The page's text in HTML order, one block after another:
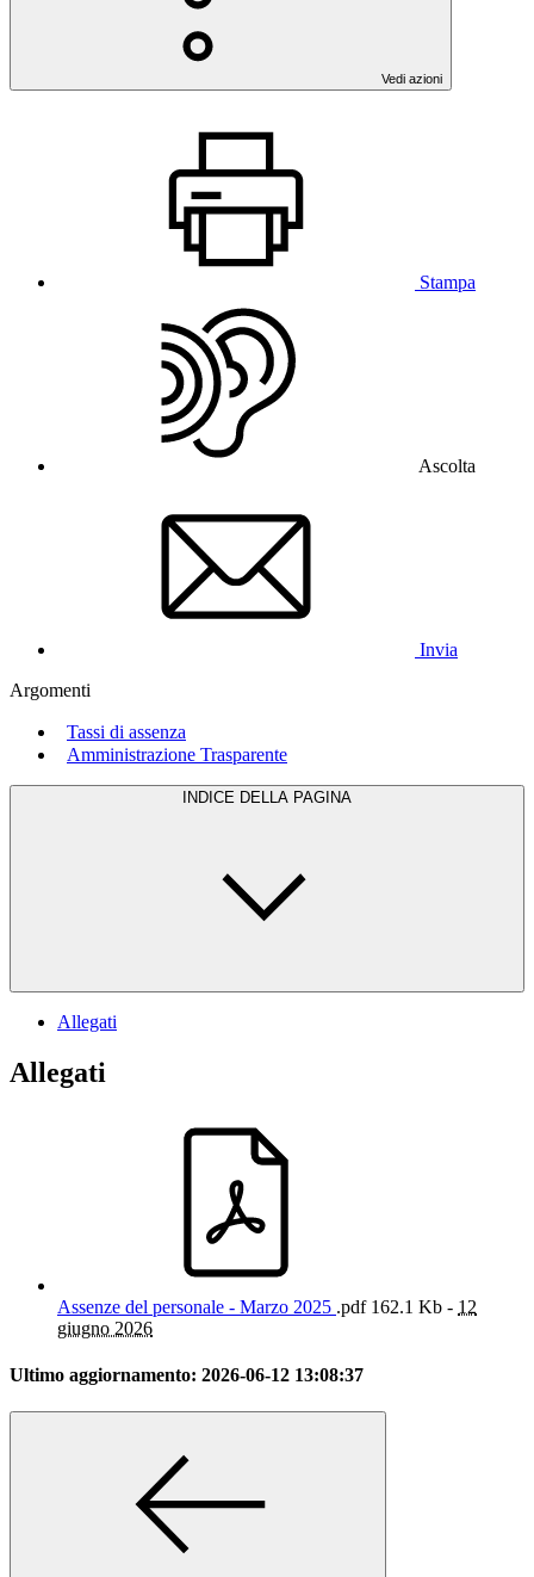
Vedi azioni
Stampa
Ascolta
Invia
Argomenti
Tassi di assenza
Amministrazione Trasparente
INDICE DELLA PAGINA
Allegati
Allegati
Assenze del personale - Marzo 2025 .pdf162.1 Kb - 12
giugno 2026
Ultimo aggiornamento: 2026-06-12 13:08:37